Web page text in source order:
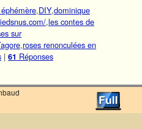
,DIY,dominique
,les contes de
sur
,roses renonculées en
| 61 Réponses